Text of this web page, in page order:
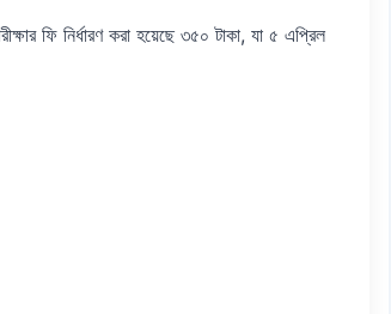
ফি নির্ধারণ করা হয়েছে ৩৫০ টাকা, যা ৫ এপ্রিল